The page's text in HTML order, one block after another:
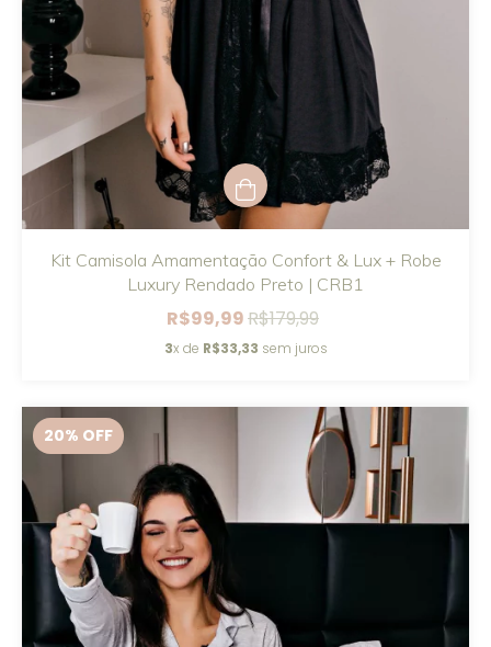
Kit Camisola Amamentação Confort & Lux + Robe
Luxury Rendado Preto | CRB1
R$99,99R$179,99
3x de R$33,33 sem juros
20% OFF